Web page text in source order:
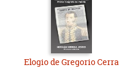
Elogio de Gregorio Cerra